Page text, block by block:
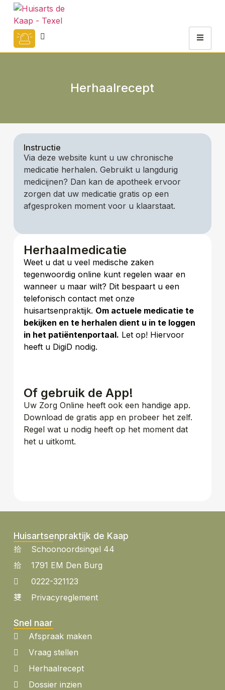
Herhaalrecept
Herhaalmedicatie​
Weet u dat u veel medische zaken
tegenwoordig online kunt regelen waar en
wanneer u maar wilt? Dit bespaart u een
telefonisch contact met onze
huisartsenpraktijk. Om actuele medicatie te
bekijken en te herhalen dient u in te loggen
in het patiëntenportaal. Let op! Hiervoor
heeft u DigiD nodig.
Of gebruik de App!
Uw Zorg Online heeft ook een handige app.
Download de gratis app en probeer het zelf.
Regel wat u nodig heeft op het moment dat
het u uitkomt.
Instructie
Via deze website kunt u uw chronische
medicatie herhalen. Gebruikt u langdurig
medicijnen? Dan kan de apotheek ervoor
zorgen dat uw medicatie gratis op een
afgesproken moment voor u klaarstaat.
Huisartsenpraktijk de Kaap
Schoonoordsingel 44
1791 EM Den Burg
0222-321123
Privacyreglement
Snel naar
Afspraak maken
Vraag stellen
Herhaalrecept
Dossier inzien